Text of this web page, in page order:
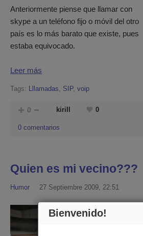
Anteriormente piense que llamar con
skype a un teléfono fijo o móvil del otro
país es lo más barato que existe, pues
estaba equivocado.
Leer más
Tags: Lllamadas, SIP, voip
0 kirill 0
0 comentarios
Quien es mi vecino???
Humor 27 Septiembre 2009, 22:51
Bienvenido!